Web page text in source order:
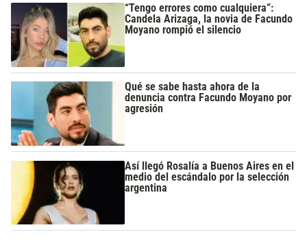
“Tengo errores como cualquiera”:
Candela Arizaga, la novia de Facundo
Moyano rompió el silencio
Qué se sabe hasta ahora de la
denuncia contra Facundo Moyano por
agresión
Así llegó Rosalía a Buenos Aires en el
medio del escándalo por la selección
argentina